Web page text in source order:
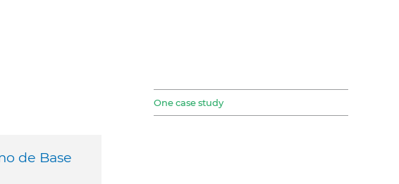
One case study
de Base